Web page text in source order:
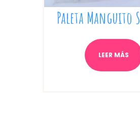
Paleta Manguito
LEER MÁS